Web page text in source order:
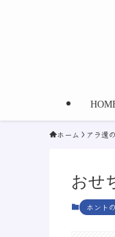
ホーム アラ還
おせ
ホント